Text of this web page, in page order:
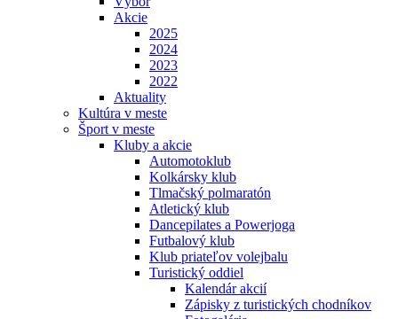
Akcie
2025
2024
2023
2022
Aktuality
Kultúra v meste
Šport v meste
Kluby a akcie
Automotoklub
Kolkársky klub
Tlmačský polmaratón
Atletický klub
Dancepilates a Powerjoga
Futbalový klub
Klub priateľov volejbalu
Turistický oddiel
Kalendár akcií
Zápisky z turistických chodníkov